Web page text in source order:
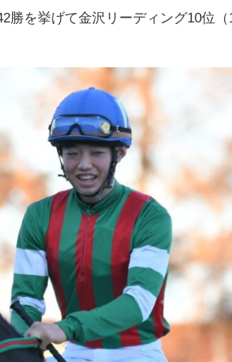
を挙げて金沢リーディング10位